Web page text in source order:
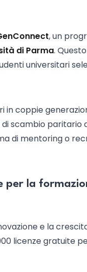
, un
di Parma.
universitari
coppie
scambio paritario
di mentoring o
per la
e la
licenze gratuite